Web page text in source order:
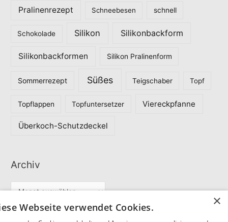
Pralinenrezept Schneebesen schnell
Schokolade Silikon Silikonbackform
Silikonbackformen Silikon Pralinenform
Sommerrezept Süßes Teigschaber Topf
Topflappen Topfuntersetzer Viereckpfanne
Überkoch-Schutzdeckel
Archiv
×
Webseite verwendet Cookies.